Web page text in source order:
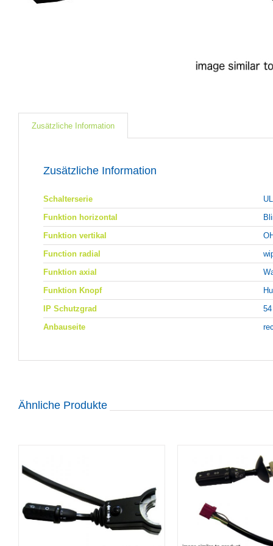
Zusätzliche Information
Zusätzliche Information
Schalterserie
Funktion horizontal
Funktion vertikal
Function radial
Funktion axial
Funktion Knopf
IP Schutzgrad
54
Anbauseite
Ähnliche Produkte